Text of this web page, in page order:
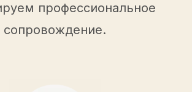
профессиональное
сопровождение.